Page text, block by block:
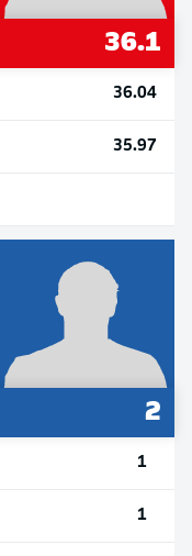
36.1
36.04
35.97
2
1
1